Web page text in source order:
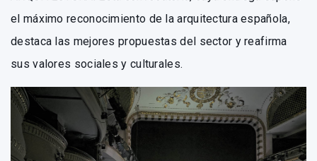
el máximo reconocimiento de la arquitectura española,
destaca las mejores propuestas del sector y reafirma
sus valores sociales y culturales.